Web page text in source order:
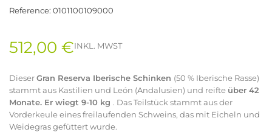
Reference: 0101100109000
512,00 €INKL. MWST
DieserGran Reserva Iberische Schinken (50 % Iberische Rasse)
stammt aus Kastilien und León (Andalusien) und reifte über 42
Monate. Er wiegt 9-10 kg . Das Teilstück stammt aus der
Vorderkeule eines freilaufenden Schweins, das mit Eicheln und
Weidegras gefüttert wurde.